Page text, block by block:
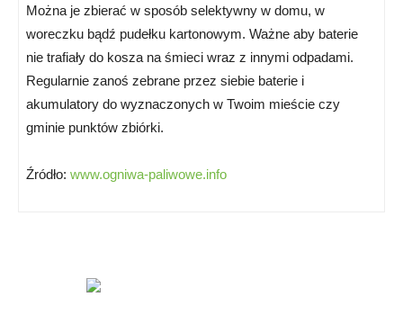
Można je zbierać w sposób selektywny w domu, w
woreczku bądź pudełku kartonowym. Ważne aby baterie
nie trafiały do kosza na śmieci wraz z innymi odpadami.
Regularnie zanoś zebrane przez siebie baterie i
akumulatory do wyznaczonych w Twoim mieście czy
gminie punktów zbiórki.
Źródło: www.ogniwa-paliwowe.info